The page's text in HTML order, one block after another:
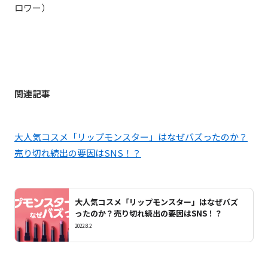
ロワー）
関連記事
大人気コスメ「リップモンスター」はなぜバズったのか？
売り切れ続出の要因はSNS！？
大人気コスメ「リップモンスター」はなぜバズ
ったのか？売り切れ続出の要因はSNS！？
2022.8.2